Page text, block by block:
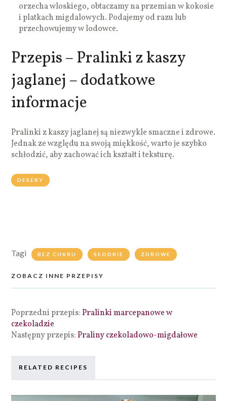
orzecha wloskiego, obtaczamy na przemian w kokosie
i platkach migdalowych. Podajemy od razu lub
przechowujemy w lodowce.
Przepis – Pralinki z kaszy
jaglanej – dodatkowe
informacje
Pralinki z kaszy jaglanej są niezwykle smaczne i zdrowe.
Jednak ze względu na swoją miękkość, warto je szybko
schłodzić, aby zachować ich kształt i teksturę.
DESERY
Tagi BEZ CUKRU SŁODKIE ZDROWE
ZOBACZ INNE PRZEPISY
Poprzedni przepis:Pralinki marcepanowe w
czekoladzie
Następny przepis:Praliny czekoladowo-migdałowe
RELATED RECIPES